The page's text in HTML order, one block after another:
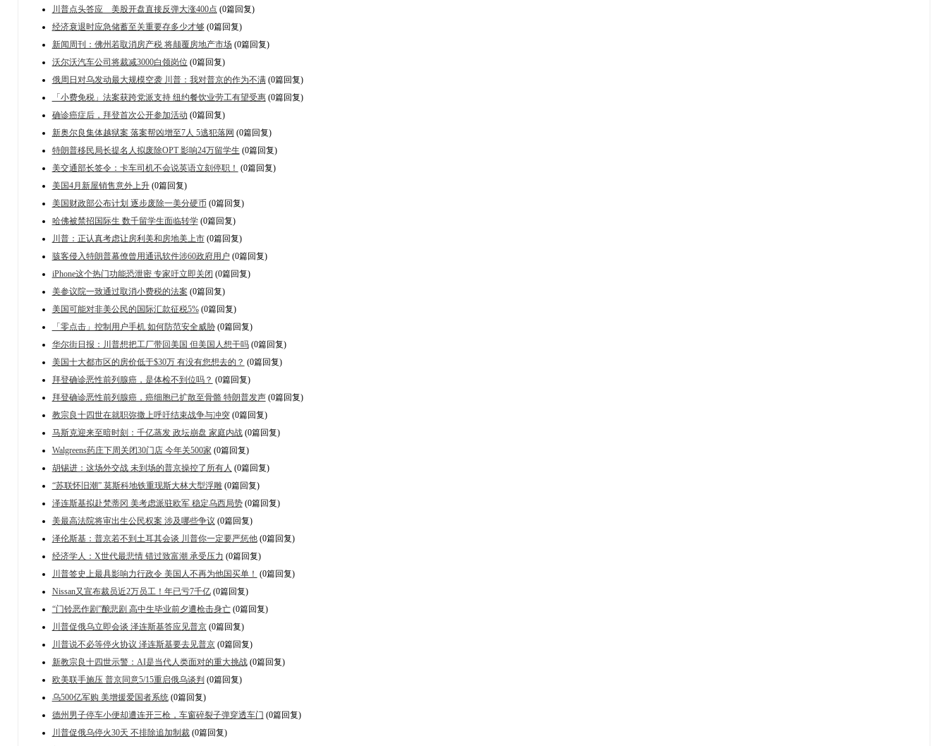
川普点头答应 美股开盘直接反弹大涨400点 (0篇回复)
经济衰退时应急储蓄至关重要存多少才够(0篇回复)
新闻周刊：佛州若取消房产税 将颠覆房地产市场 (0篇回复)
沃尔沃汽车公司将裁减3000白领岗位 (0篇回复)
俄周日对乌发动最大规模空袭 川普：我对普京的作为不满(0篇回复)
「小费免税」法案获跨党派支持 纽约餐饮业劳工有望受惠(0篇回复)
确诊癌症后，拜登首次公开参加活动 (0篇回复)
新奥尔良集体越狱案 落案帮凶增至7人 5逃犯落网 (0篇回复)
特朗普移民局长提名人拟废除OPT 影响24万留学生 (0篇回复)
美交通部长签令：卡车司机不会说英语立刻停职！ (0篇回复)
美国4月新屋销售意外上升(0篇回复)
美国财政部公布计划 逐步废除一美分硬币(0篇回复)
哈佛被禁招国际生 数千留学生面临转学(0篇回复)
川普：正认真考虑让房利美和房地美上市(0篇回复)
骇客侵入特朗普幕僚曾用通讯软件涉60政府用户 (0篇回复)
iPhone这个热门功能恐泄密 专家吁立即关闭 (0篇回复)
美参议院一致通过取消小费税的法案 (0篇回复)
美国可能对非美公民的国际汇款征税5%(0篇回复)
「零点击」控制用户手机 如何防范安全威胁(0篇回复)
华尔街日报：川普想把工厂带回美国 但美国人想干吗(0篇回复)
美国十大都市区的房价低于$30万 有没有您想去的？ (0篇回复)
拜登确诊恶性前列腺癌，是体检不到位吗？ (0篇回复)
拜登确诊恶性前列腺癌，癌细胞已扩散至骨骼 特朗普发声(0篇回复)
教宗良十四世在就职弥撒上呼吁结束战争与冲突(0篇回复)
马斯克迎来至暗时刻：千亿蒸发 政坛崩盘 家庭内战(0篇回复)
Walgreens药庄下周关闭30门店 今年关500家 (0篇回复)
胡锡进：这场外交战 未到场的普京操控了所有人 (0篇回复)
“苏联怀旧潮” 莫斯科地铁重现斯大林大型浮雕(0篇回复)
泽连斯基拟赴梵蒂冈 美考虑派驻欧军 稳定乌西局势(0篇回复)
美最高法院将审出生公民权案 涉及哪些争议 (0篇回复)
泽伦斯基：普京若不到土耳其会谈 川普你一定要严惩他(0篇回复)
经济学人：X世代最悲情 错过致富潮 承受压力 (0篇回复)
川普签史上最具影响力行政令 美国人不再为他国买单！ (0篇回复)
Nissan又宣布裁员近2万员工！年已亏7千亿(0篇回复)
“门铃恶作剧”酿悲剧 高中生毕业前夕遭枪击身亡(0篇回复)
川普促俄乌立即会谈 泽连斯基答应见普京(0篇回复)
川普说不必等停火协议 泽连斯基要去见普京(0篇回复)
新教宗良十四世示警：AI是当代人类面对的重大挑战(0篇回复)
欧美联手施压 普京同意5/15重启俄乌谈判 (0篇回复)
乌500亿军购 美增援爱国者系统(0篇回复)
德州男子停车小便却遭连开三枪，车窗碎裂子弹穿透车门 (0篇回复)
川普促俄乌停火30天 不排除追加制裁(0篇回复)